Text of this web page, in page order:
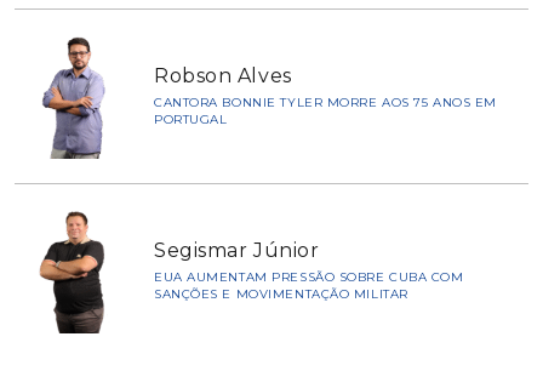
Robson Alves
CANTORA BONNIE TYLER MORRE AOS 75 ANOS EM
PORTUGAL
Segismar Júnior
EUA AUMENTAM PRESSÃO SOBRE CUBA COM
SANÇÕES E MOVIMENTAÇÃO MILITAR